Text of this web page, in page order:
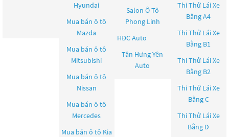
Hyundai
Mua bán ô tô
Mazda
Mua bán ô tô
Mitsubishi
Mua bán ô tô
Nissan
Mua bán ô tô
Mercedes
Mua bán ô tô Kia
Salon Ô Tô
Phong Linh
HĐC Auto
Tân Hưng Yên
Auto
Thi Thử Lái Xe
Bằng A4
Thi Thử Lái Xe
Bằng B1
Thi Thử Lái Xe
Bằng B2
Thi Thử Lái Xe
Bằng C
Thi Thử Lái Xe
Bằng D